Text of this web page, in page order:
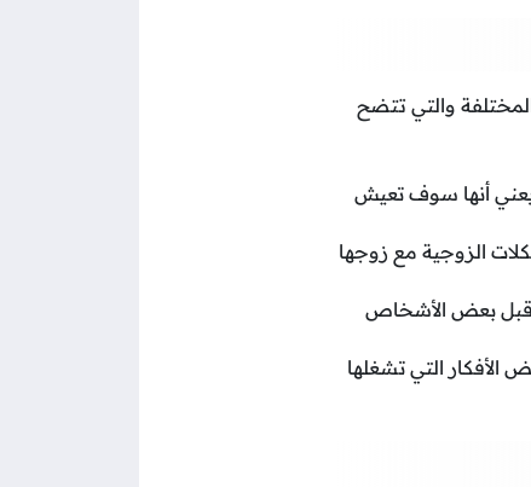
والتي تتضح
يعني أنها سوف تعيش
الزوجية مع زوجها
قبل بعض الأشخاص
التي تشغلها